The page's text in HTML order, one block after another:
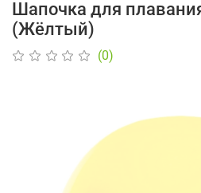
Шапочка для
(Жёлтый)
(0)